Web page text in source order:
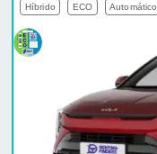
Híbrido ECO Automático